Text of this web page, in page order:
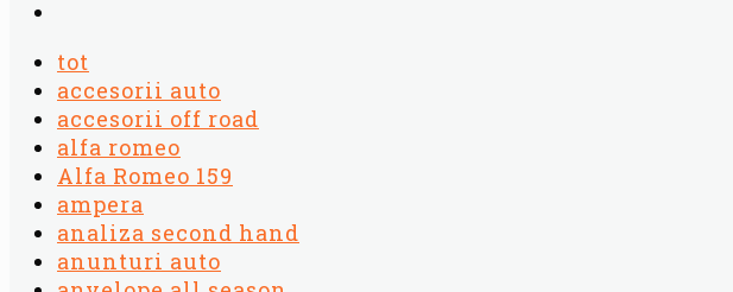
tot
accesorii auto
accesorii off road
alfa romeo
Alfa Romeo 159
ampera
analiza second hand
anunturi auto